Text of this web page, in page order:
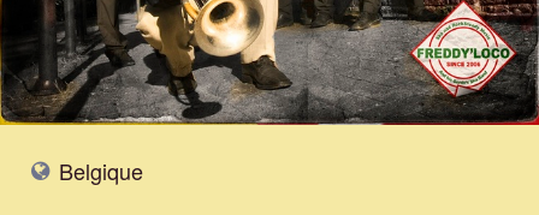
Belgique